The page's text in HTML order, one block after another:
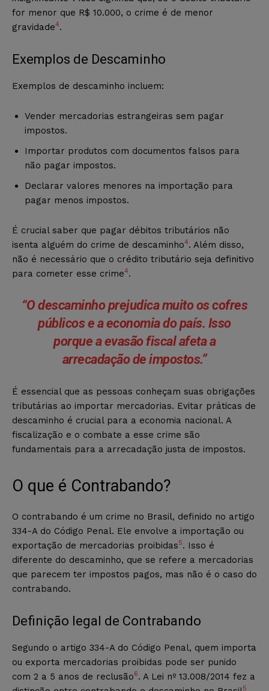
for menor que R$ 10.000, o crime é de menor
gravidade4.
Exemplos de Descaminho
Exemplos de descaminho incluem:
Vender mercadorias estrangeiras sem pagar
impostos.
Importar produtos com documentos falsos para
não pagar impostos.
Declarar valores menores na importação para
pagar menos impostos.
É crucial saber que pagar débitos tributários não
isenta alguém do crime de descaminho4. Além disso,
não é necessário que o crédito tributário seja definitivo
para cometer esse crime4.
“O descaminho prejudica muito os cofres
públicos e a economia do país. Isso
porque aevasão fiscalafeta a
arrecadação de impostos.”
É essencial que as pessoas conheçam suas obrigações
tributárias ao importar mercadorias. Evitar práticas de
descaminho é crucial para a economia nacional. A
fiscalização e o combate a esse crime são
fundamentais para a arrecadação justa de impostos.
O que é Contrabando?
O contrabando é um crime no Brasil, definido no artigo
334-A do Código Penal. Ele envolve a importação ou
exportação de mercadorias proibidas5. Isso é
diferente do descaminho, que se refere a mercadorias
que parecem ter impostos pagos, mas não é o caso do
contrabando.
Definição legal de Contrabando
Segundo o artigo 334-A do Código Penal, quem importa
ou exporta mercadorias proibidas pode ser punido
com 2 a 5 anos de reclusão6. A Lei nº 13.008/2014 fez a
5